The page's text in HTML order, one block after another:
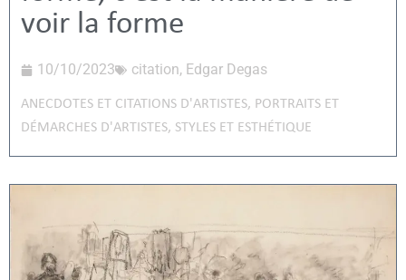
voir la forme
10/10/2023 citation, Edgar Degas
ANECDOTES ET CITATIONS D'ARTISTES, PORTRAITS ET
DÉMARCHES D'ARTISTES, STYLES ET ESTHÉTIQUE